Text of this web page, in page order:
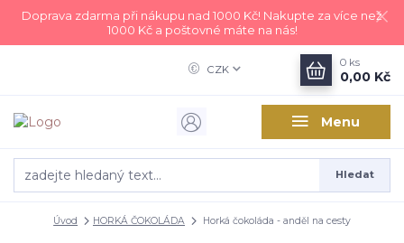
Doprava zdarma při nákupu nad 1000 Kč! Nakupte za více než
1000 Kč a poštovné máte na nás!
Menu
CZK
Hledat
0 ks
0,00 Kč
Úvod HORKÁ ČOKOLÁDA Horká čokoláda - anděl na cesty